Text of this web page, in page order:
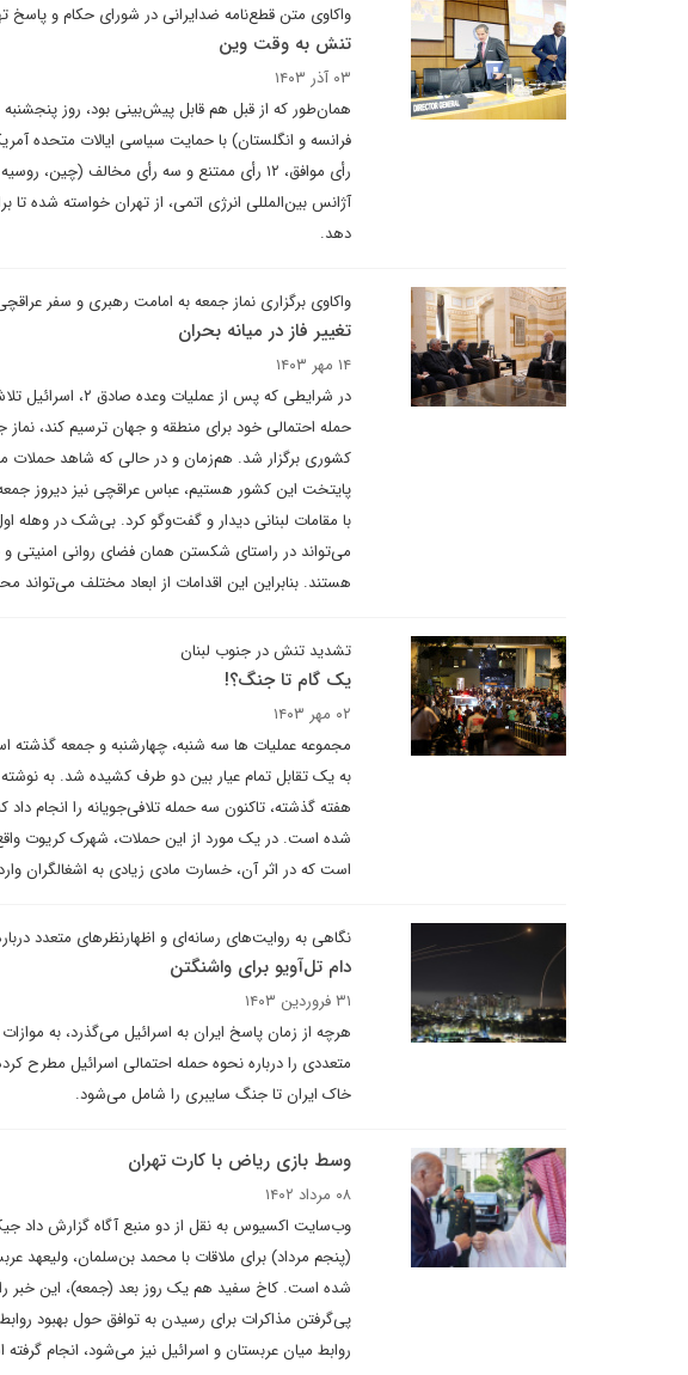
واکاوی متن قطع‌نامه ضدایرانی در شورای حکام و پاسخ
تنش به وقت وین
۰۳ آذر ۱۴۰۳
همان‌طور که از قبل هم قابل پیش‌بینی بود، روز
رأی موافق، ۱۲ رأی ممتنع و سه رأی مخالف
آژانس بین‌المللی انرژی اتمی، از تهران خواسته شده
دهد.
واکاوی برگزاری نماز جمعه به امامت رهبری و سفر
تغییر فاز در میانه بحران
۱۴ مهر ۱۴۰۳
در شرایطی که پس
حمله احتمالی خود برای منطقه و جهان ترسیم کند،
کشوری برگزار شد. هم‌زمان و در حالی که شاهد حملات
پایتخت این کشور هستیم، عباس عراقچی نیز دیروز
با مقامات لبنانی دیدار و گفت‌وگو کرد. بی‌شک در وهله
می‌تواند در راستای شکستن همان فضای روانی امنیتی و
هستند.‌ بنابراین این اقدامات از ابعاد مختلف
تشدید تنش در جنوب لبنان
یک گام تا جنگ؟!
۰۲ مهر ۱۴۰۳
مجموعه عملیات ها سه شنبه، چهارشنبه و جمعه گذشته
به یک تقابل تمام عیار بین دو طرف کشیده شد. به
هفته گذشته، تاکنون سه حمله تلافی‌جویانه را انجام
است که در اثر آن، خسارت مادی زیادی به اشغالگران
نگاهی به روایت‌های رسانه‌ای و اظهار‌نظرهای متعدد
دام تل‌آویو برای واشنگتن
۳۱ فروردین ۱۴۰۳
هرچه از زمان پاسخ ایران به اسرائیل می‌گذرد، به
متعددی را درباره نحوه حمله احتمالی اسرائیل مطرح
خاک ایران تا جنگ سایبری را شامل می‌شود.
وسط بازی ریاض با کارت تهران
۰۸ مرداد ۱۴۰۲
وب‌سایت اکسیوس به نقل از دو منبع آگاه گزارش داد
(پنجم مرداد) برای ملاقات با محمد بن‌سلمان، ولیعهد
شده است. کاخ سفید هم یک روز بعد (جمعه‌)، این خبر را
پی‌گرفتن مذاکرات برای رسیدن به توافق حول بهبود
روابط میان عربستان و اسرائیل نیز می‌شود، انجام